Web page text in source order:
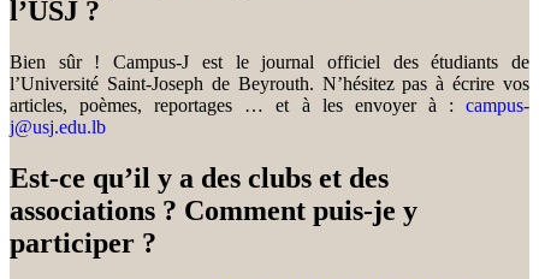
l’USJ ?
Bien sûr ! Campus-J est le journal officiel des étudiants de
l’Université Saint-Joseph de Beyrouth. N’hésitez pas à écrire vos
articles, poèmes, reportages … et à les envoyer à : campus-
j@usj.edu.lb
Est-ce qu’il y a des clubs et des
associations ? Comment puis-je y
participer ?